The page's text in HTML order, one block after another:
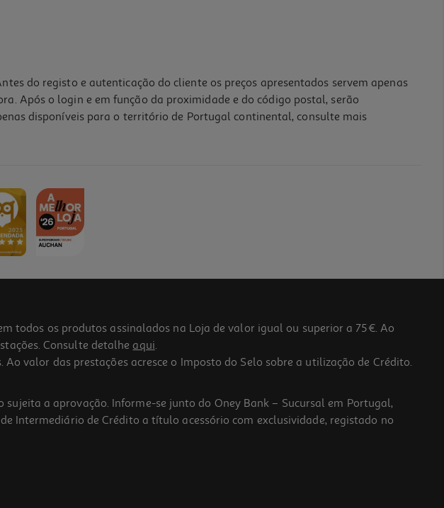
do registo e autenticação do cliente os preços apresentados servem apenas
Após o login e em função da proximidade e do código postal, serão
disponíveis para o território de Portugal continental, consulte mais
todos os produtos assinalados na Loja de valor igual ou superior a 75€. Ao
Consulte detalhe aqui.
valor das prestações acresce o Imposto do Selo sobre a utilização de Crédito.
a aprovação. Informe-se junto do Oney Bank – Sucursal em Portugal,
Intermediário de Crédito a título acessório com exclusividade, registado no